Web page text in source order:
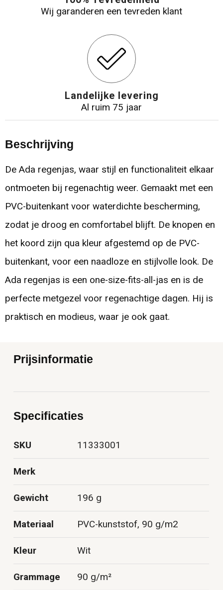
Wij garanderen een tevreden klant
Landelijke levering
Al ruim 75 jaar
Beschrijving
De Ada regenjas, waar stijl en functionaliteit elkaar
ontmoeten bij regenachtig weer. Gemaakt met een
PVC-buitenkant voor waterdichte bescherming,
zodat je droog en comfortabel blijft. De knopen en
het koord zijn qua kleur afgestemd op de PVC-
buitenkant, voor een naadloze en stijlvolle look. De
Ada regenjas is een one-size-fits-all-jas en is de
perfecte metgezel voor regenachtige dagen. Hij is
praktisch en modieus, waar je ook gaat.
Prijsinformatie
Specificaties
SKU 11333001
Merk
Gewicht 196 g
Materiaal PVC-kunststof, 90 g/m2
Kleur Wit
Grammage 90 g/m²